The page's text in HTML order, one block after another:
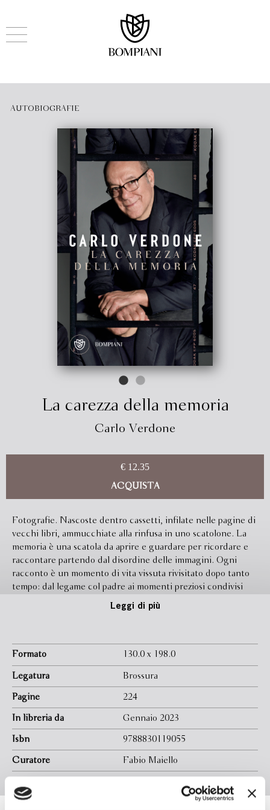
AUTOBIOGRAFIE
La carezza della memoria
Carlo Verdone
€ 12.35
ACQUISTA
Fotografie. Nascoste dentro cassetti, infilate nelle pagine di
vecchi libri, ammucchiate alla rinfusa in uno scatolone. La
memoria è una scatola da aprire e guardare per ricordare e
raccontare partendo dal disordine delle immagini. Ogni
racconto è un momento di vita vissuta rivisitato dopo tanto
tempo: dal legame col padre ai momenti preziosi condivisi
con i figli Giulia e Paolo, dai primi viaggi alla scoperta del
come sono, come parlano, come si muovono – che nutre la
creazione dei personaggi cinematografici, e uno sguardo
acuto, partecipe, a tratti impietoso a tratti melanconico su
Roma, sulla sua gente, sul mondo. Leggendo queste pagine
si ride, si sorride, ci si commuove, si riflette; si fa un viaggio
nel tempo su treni lentissimi con compagni di viaggio
sorprendenti, celebrità e persone comuni, ugualmente
Leggi di più
Formato 130.0 x 198.0
Legatura Brossura
Pagine 224
In libreria da Gennaio 2023
Isbn 9788830119055
Curatore Fabio Maiello